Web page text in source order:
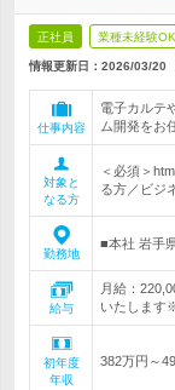
正社員 業種未経験OK
情報更新日：2026/03/20
仕事内容
電子カルテ
ム開発をお
対象と
なる方
＜必須＞
る方／ビジ
勤務地
■本社 岩手
給与
月給：
いたします
初年度
年収
382万円～